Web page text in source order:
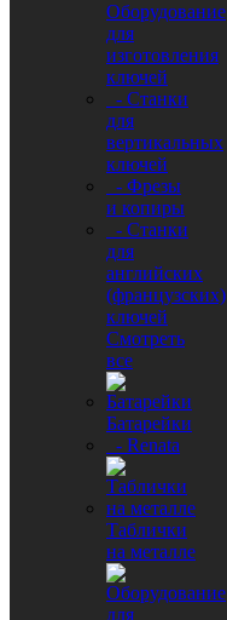
Оборудование
для
изготовления
ключей
- Станки
для
вертикальных
ключей
- Фрезы
и копиры
- Станки
для
английских
(французских)
ключей
Смотреть
все
Батарейки
- Renata
Таблички
на металле